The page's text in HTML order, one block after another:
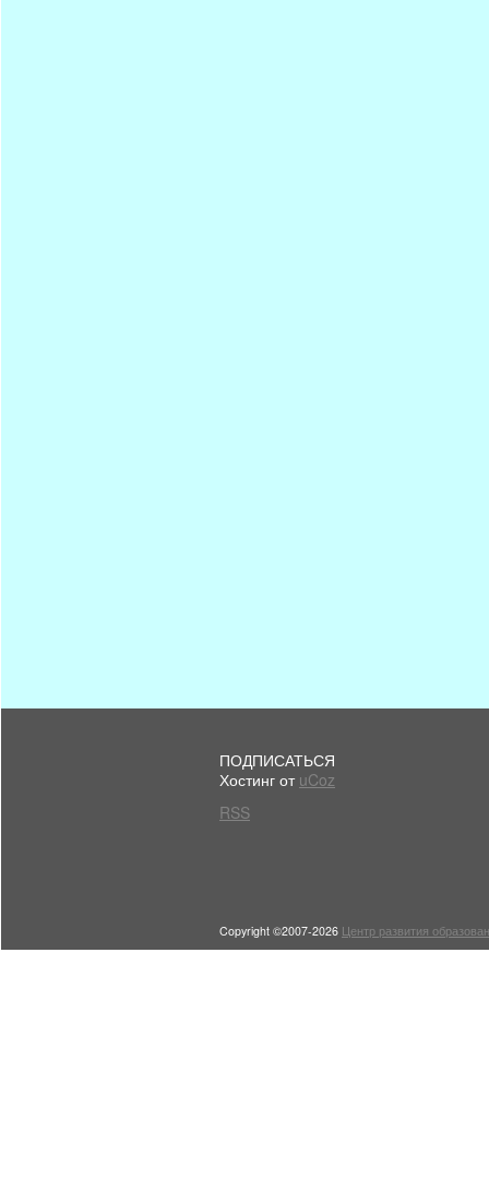
ПОДПИСАТЬСЯ
Хостинг от uCoz
RSS
Copyright ©2007-2026 Центр развития